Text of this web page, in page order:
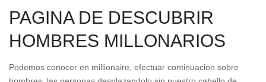
PAGINA DE DESCUBRIR
HOMBRES MILLONARIOS
Podemos conocer en millionaire, efectuar continuacion sobre